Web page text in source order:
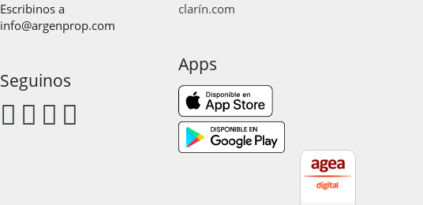
Escribinos a
info@argenprop.com
Seguinos
clarín.com
Apps